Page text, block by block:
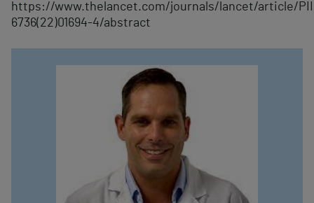
https://www.thelancet.com/journals/lancet/article/
6736(22)01694-4/abstract